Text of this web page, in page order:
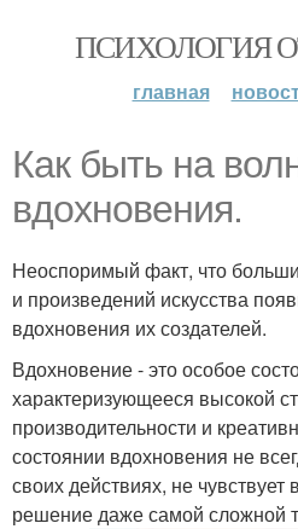
ПСИХОЛОГИЯ
главная
Как быть на
вдохновения.
Неоспоримый факт, что
и произведений искусства
вдохновения их создателей.
Вдохновение - это особое
характеризующееся высокой
производительности и
состоянии вдохновения не
своих действиях, не чувствует
решение даже самой сложной